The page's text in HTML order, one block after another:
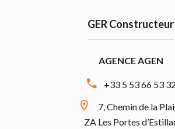
GER Constructeur
AGENCE AGEN
+33 5 53 66 53 32
7, Chemin de la
ZA Les Portes